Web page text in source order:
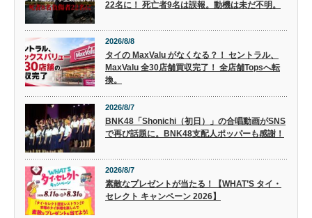
22名に！ 死亡者9名は誤報。動機は未だ不明。
2026/8/8
タイの MaxValu がなくなる？！ セントラル、
MaxValu 全30店舗買収完了！ 全店舗Topsへ転
換。
2026/8/7
BNK48「Shonichi（初日）」の合唱動画がSNS
で再び話題に。BNK48支配人ポッパーも感謝！
2026/8/7
素敵なプレゼントが当たる！【WHAT’S タイ・
セレクト キャンペーン 2026】